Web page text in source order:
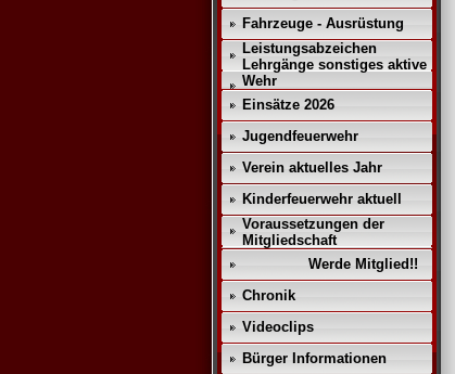
Fahrzeuge - Ausrüstung
Leistungsabzeichen
Lehrgänge sonstiges aktive
Wehr
Einsätze 2026
Jugendfeuerwehr
Verein aktuelles Jahr
Kinderfeuerwehr aktuell
Voraussetzungen der
Mitgliedschaft
Werde Mitglied!!
Chronik
Videoclips
Bürger Informationen